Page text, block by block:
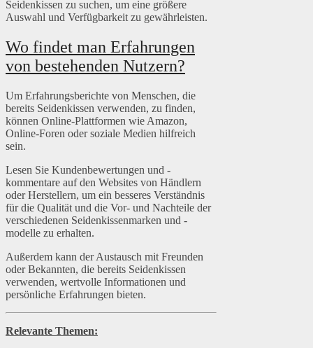
Seidenkissen zu suchen, um eine größere
Auswahl und Verfügbarkeit zu gewährleisten.
Wo findet man Erfahrungen
von bestehenden Nutzern?
Um Erfahrungsberichte von Menschen, die
bereits Seidenkissen verwenden, zu finden,
können Online-Plattformen wie Amazon,
Online-Foren oder soziale Medien hilfreich
sein.
Lesen Sie Kundenbewertungen und -
kommentare auf den Websites von Händlern
oder Herstellern, um ein besseres Verständnis
für die Qualität und die Vor- und Nachteile der
verschiedenen Seidenkissenmarken und -
modelle zu erhalten.
Außerdem kann der Austausch mit Freunden
oder Bekannten, die bereits Seidenkissen
verwenden, wertvolle Informationen und
persönliche Erfahrungen bieten.
Relevante Themen: